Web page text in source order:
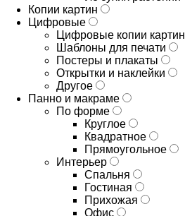
Копии картин
Цифровые
Цифровые копии картин
Шаблоны для печати
Постеры и плакаты
Открытки и наклейки
Другое
Панно и макраме
По форме
Круглое
Квадратное
Прямоугольное
Интерьер
Спальня
Гостиная
Прихожая
Офис